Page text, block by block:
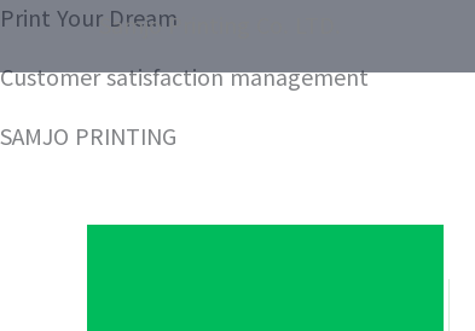
콘
츠
건
Samjo Printing Co. LTD.
Print Your Dream
Customer satisfaction management
SAMJO PRINTING